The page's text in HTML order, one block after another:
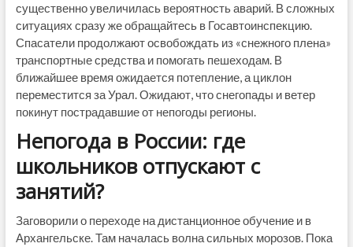
существенно увеличилась вероятность аварий. В сложных
ситуациях сразу же обращайтесь в Госавтоинспекцию.
Спасатели продолжают освобождать из «снежного плена»
транспортные средства и помогать пешеходам. В
ближайшее время ожидается потепление, а циклон
переместится за Урал. Ожидают, что снегопады и ветер
покинут пострадавшие от непогоды регионы.
Непогода в России: где
школьников отпускают с
занятий?
Заговорили о переходе на дистанционное обучение и в
Архангельске. Там началась волна сильных морозов. Пока